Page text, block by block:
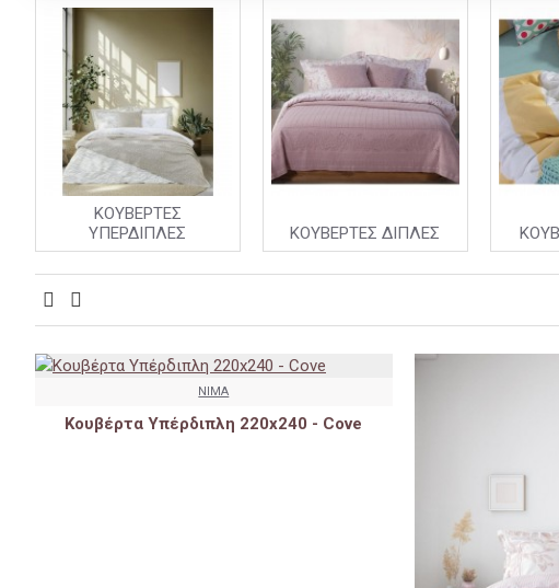
ΚΟΥΒΕΡΤΕΣ
ΥΠΕΡΔΙΠΛΕΣ
ΚΟΥΒΕΡΤΕΣ ΔΙΠΛΕΣ
NIMA
Κουβέρτα Υπέρδιπλη 220x240 - Cove